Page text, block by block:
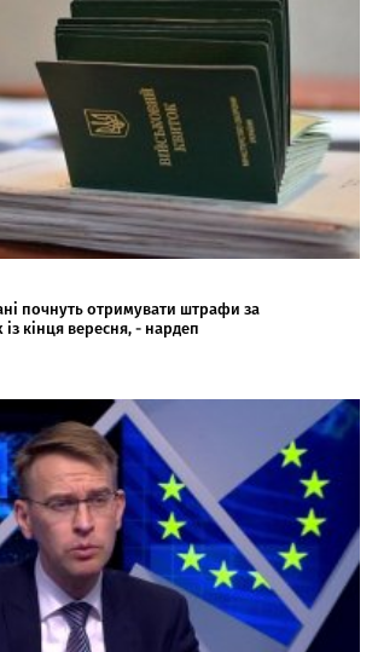
почнуть отримувати штрафи за
кінця вересня, - нардеп